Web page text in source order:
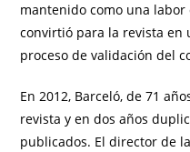
mantenido como una
convirtió para la revista en
proceso de validación del
En 2012, Barceló, de 71
revista y en dos años
publicados. El director de